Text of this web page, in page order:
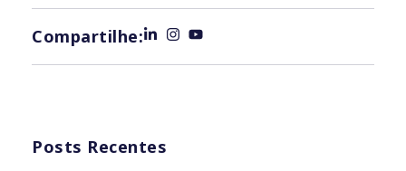
Compartilhe:
Posts Recentes